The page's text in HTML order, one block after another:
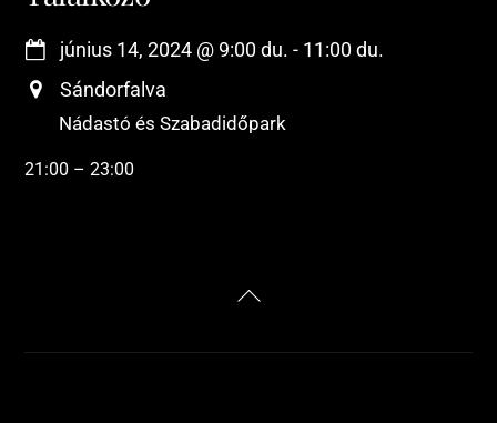
június 14, 2024 @ 9:00 du. - 11:00 du.
Sándorfalva
Nádastó és Szabadidőpark
21:00 – 23:00
Back
Top